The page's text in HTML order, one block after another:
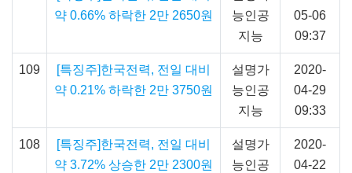
약 0.66% 하락한 2만 2650원
능인공
지능
05-06
09:37
109
[특징주]한국전력, 전일 대비
약 0.21% 하락한 2만 3750원
설명가
능인공
지능
2020-
04-29
09:33
108
[특징주]한국전력, 전일 대비
약 3.72% 상승한 2만 2300원
설명가
능인공
2020-
04-22